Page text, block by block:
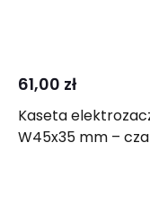
61,00 zł
Kaseta
W45x35 mm –